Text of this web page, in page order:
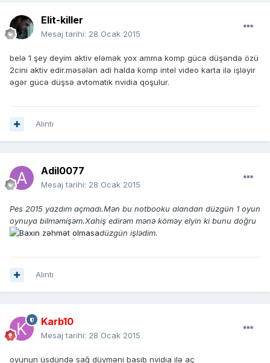
Elit-killer
Mesaj tarihi: 28 Ocak 2015
belə 1 şey deyim aktiv eləmək yox amma komp gücə düşəndə özü
2cini aktiv edir.məsələn adi halda komp intel video karta ilə işləyir
əgər gücə düşsə avtomatik nvidia qoşulur.
Alıntı
Adil0077
Mesaj tarihi: 28 Ocak 2015
Pes 2015 yazdım açmadı.Mən bu notbooku alandan düzgün 1 oyun
oynuya bilməmişəm.Xahiş edirəm mənə köməy elyin ki bunu doğru
düzgün işlədim.
Alıntı
Karb10
Mesaj tarihi: 28 Ocak 2015
oyunun üsdündə sağ düyməni basıb nvidia ilə aç